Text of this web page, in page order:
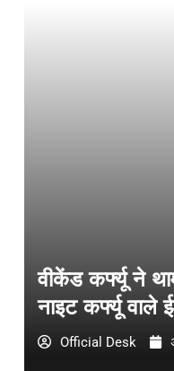
वीकेंड कर्फ्यू ने
नाइट कर्फ्यू वाले
Official Desk